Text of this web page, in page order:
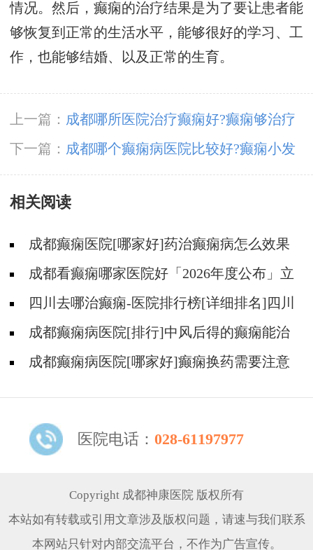
情况。然后，癫痫的治疗结果是为了要让患者能
够恢复到正常的生活水平，能够很好的学习、工
作，也能够结婚、以及正常的生育。
上一篇： 成都哪所医院治疗癫痫好?癫痫够治疗
好吗?
下一篇： 成都哪个癫痫病医院比较好?癫痫小发
作怎么处理?
相关阅读
成都癫痫医院[哪家好]药治癫痫病怎么效果
好?成都看癫痫哪家医院好「2026年度公布」立
冬后癫痫病人应多注意什么?
四川去哪治癫痫-医院排行榜[详细排名]四川
哪儿能有效治疗癫痫?
成都癫痫病医院[排行]中风后得的癫痫能治
吗
成都癫痫病医院[哪家好]癫痫换药需要注意
医院电话： 028-61197977
Copyright 成都神康医院 版权所有
本站如有转载或引用文章涉及版权问题，请速与我们联系
本网站只针对内部交流平台，不作为广告宣传。